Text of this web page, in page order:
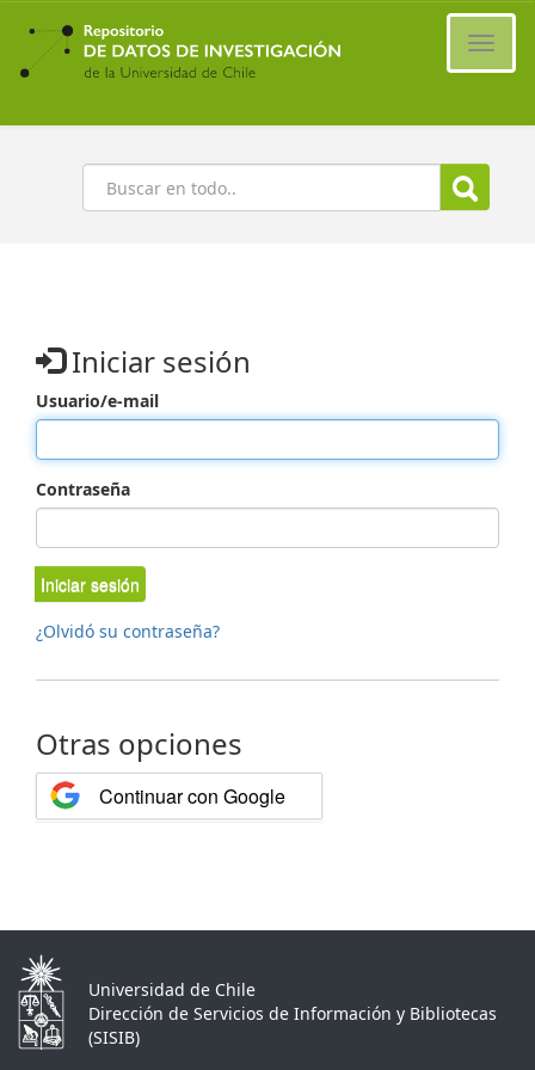
Ir
contenido
principal
Buscar
Iniciar sesión
Usuario/e-mail
Contraseña
Iniciar sesión
¿Olvidó su contraseña?
Otras opciones
Continuar con Google
Universidad de Chile
Dirección de Servicios de Información y Bibliotecas
(SISIB)